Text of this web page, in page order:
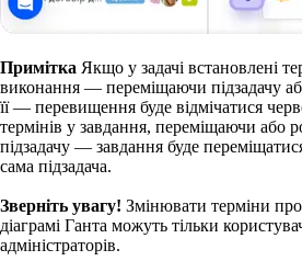
Примітка Якщо у задачі встановлені
виконання — переміщаючи підзадачу
її — перевищення буде відмічатися
термінів у завдання, переміщаючи або
підзадачу — завдання буде
сама підзадача.
Зверніть увагу! Змінювати терміни
діаграмі Ганта можуть тільки
адміністраторів.